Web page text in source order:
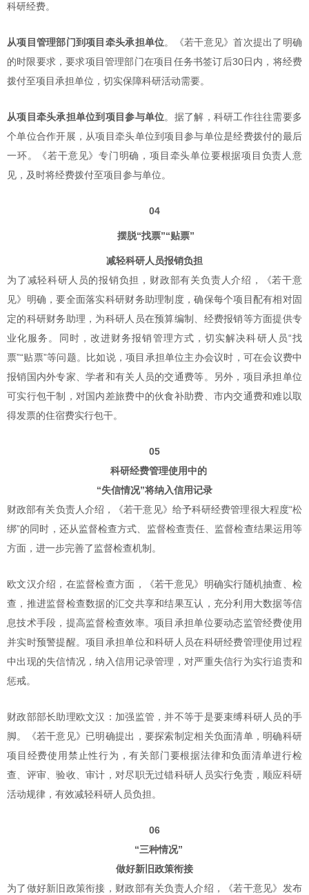
科研经费。
从项目管理部门到项目牵头承担单位。《若干意见》首次提出了明确
的时限要求，要求项目管理部门在项目任务书签订后30日内，将经费
拨付至项目承担单位，切实保障科研活动需要。
从项目牵头承担单位到项目参与单位。据了解，科研工作往往需要多
个单位合作开展，从项目牵头单位到项目参与单位是经费拨付的最后
一环。《若干意见》专门明确，项目牵头单位要根据项目负责人意
见，及时将经费拨付至项目参与单位。
04
摆脱“找票”“贴票”
减轻科研人员报销负担
为了减轻科研人员的报销负担，财政部有关负责人介绍，《若干意
见》明确，要全面落实科研财务助理制度，确保每个项目配有相对固
定的科研财务助理，为科研人员在预算编制、经费报销等方面提供专
业化服务。同时，改进财务报销管理方式，切实解决科研人员“找
票”“贴票”等问题。比如说，项目承担单位主办会议时，可在会议费中
报销国内外专家、学者和有关人员的交通费等。另外，项目承担单位
可实行包干制，对国内差旅费中的伙食补助费、市内交通费和难以取
得发票的住宿费实行包干。
05
科研经费管理使用中的
“失信情况”将纳入信用记录
财政部有关负责人介绍，《若干意见》给予科研经费管理很大程度“松
绑”的同时，还从监督检查方式、监督检查责任、监督检查结果运用等
方面，进一步完善了监督检查机制。
欧文汉介绍，在监督检查方面，《若干意见》明确实行随机抽查、检
查，推进监督检查数据的汇交共享和结果互认，充分利用大数据等信
息技术手段，提高监督检查效率。项目承担单位要动态监管经费使用
并实时预警提醒。项目承担单位和科研人员在科研经费管理使用过程
中出现的失信情况，纳入信用记录管理，对严重失信行为实行追责和
惩戒。
财政部部长助理欧文汉：加强监管，并不等于是要束缚科研人员的手
脚。《若干意见》已明确提出，要探索制定相关负面清单，明确科研
项目经费使用禁止性行为，有关部门要根据法律和负面清单进行检
查、评审、验收、审计，对尽职无过错科研人员实行免责，顺应科研
活动规律，有效减轻科研人员负担。
06
“三种情况”
做好新旧政策衔接
为了做好新旧政策衔接，财政部有关负责人介绍，《若干意见》发布